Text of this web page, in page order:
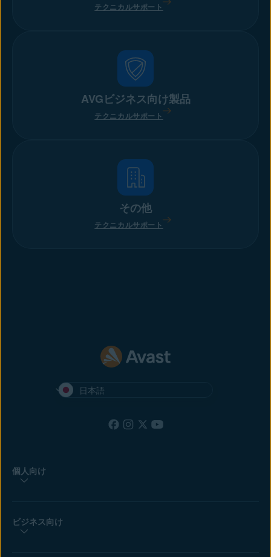
テクニカルサポート
AVGビジネス向け製品
テクニカルサポート
その他
テクニカルサポート
日本語
個人向け
ビジネス向け